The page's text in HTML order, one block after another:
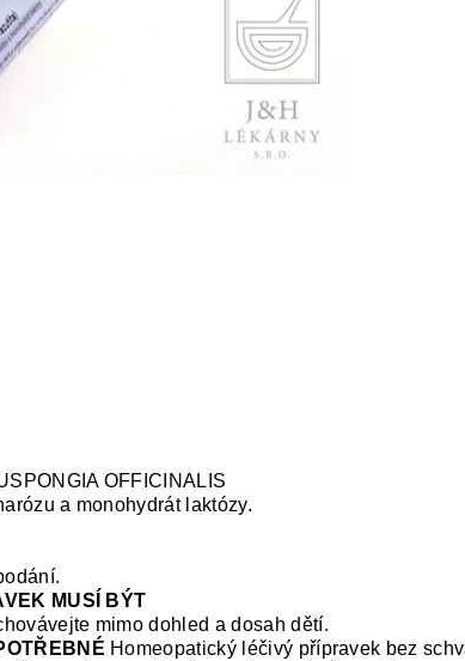
OFFICINALIS
a monohydrát laktózy.
MUSÍ BÝT
mimo dohled a dosah dětí.
Homeopatický léčivý přípravek bez